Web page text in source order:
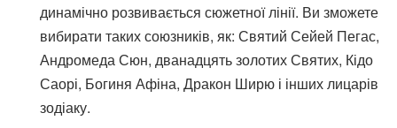
динамічно розвивається сюжетної лінії. Ви зможете
вибирати таких союзників, як: Святий Сейей Пегас,
Андромеда Сюн, дванадцять золотих Святих, Кідо
Саорі, Богиня Афіна, Дракон Ширю і інших лицарів
зодіаку.